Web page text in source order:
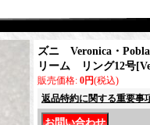
ズニ Veronica・
リーム リング12号[
販売価格: 0円(税込)
返品特約に関する重要事